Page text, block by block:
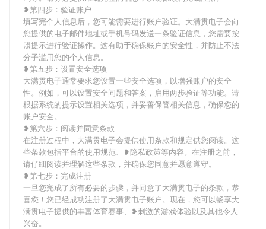
❥第四步：验证账户
填写完个人信息后，您可能需要进行账户验证。大满贯电子会向
您提供的电子邮件地址或手机号码发送一条验证信息，您需要按
照提示进行验证操作。这有助于确保账户的安全性，并防止不法
分子滥用您的个人信息。
❥第五步：设置安全选项
大满贯电子通常要求您设置一些安全选项，以增强账户的安全
性。例如，可以设置安全问题和答案，启用两步验证等功能。请
根据系统的提示设置相关选项，并妥善保管相关信息，确保您的
账户安全。
❥第六步：阅读并同意条款
在注册过程中，大满贯电子会提供使用条款和规定供您阅读。这
些条款包括平台的使用规范、❥隐私政策等内容。在注册之前，
请仔细阅读并理解这些条款，并确保您同意并愿意遵守。
❥第七步：完成注册
一旦您完成了所有必要的步骤，并同意了大满贯电子的条款，恭
喜您！您已经成功注册了大满贯电子账户。现在，您可以畅享大
满贯电子提供的丰富体育赛事、❥刺激的游戏体验以及其他令人
兴奋。